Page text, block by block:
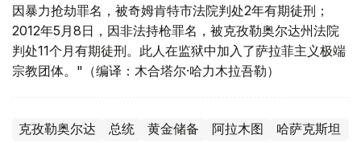
因暴力抢劫罪名，被奇姆肯特市法院判处2年有期徒刑；
2012年5月8日，因非法持枪罪名，被克孜勒奥尔达州法院
判处11个月有期徒刑。此人在监狱中加入了萨拉菲主义极端
宗教团体。"（编译：木合塔尔·哈力木拉吾勒）
克孜勒奥尔达 总统 黄金储备 阿拉木图 哈萨克斯坦